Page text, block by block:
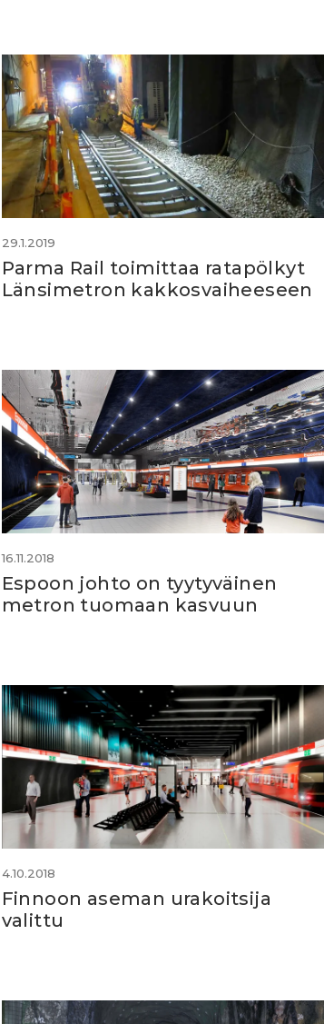
29.1.2019
Parma Rail toimittaa ratapölkyt
Länsimetron kakkosvaiheeseen
16.11.2018
Espoon johto on tyytyväinen
metron tuomaan kasvuun
4.10.2018
Finnoon aseman urakoitsija
valittu